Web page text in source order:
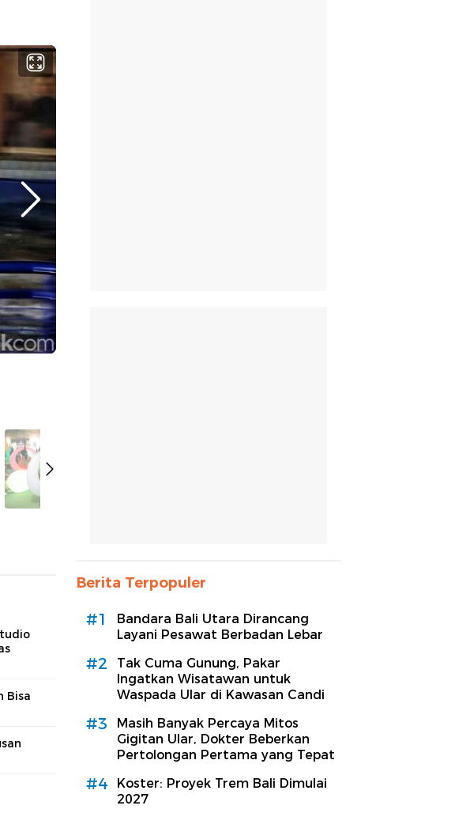
Bisa
Berita Terpopuler
#1
Bandara Bali Utara Dirancang
Layani Pesawat Berbadan Lebar
#2
Tak Cuma Gunung, Pakar
Ingatkan Wisatawan untuk
Waspada Ular di Kawasan Candi
#3
Masih Banyak Percaya Mitos
Gigitan Ular, Dokter Beberkan
Pertolongan Pertama yang Tepat
#4
Koster: Proyek Trem Bali Dimulai
2027